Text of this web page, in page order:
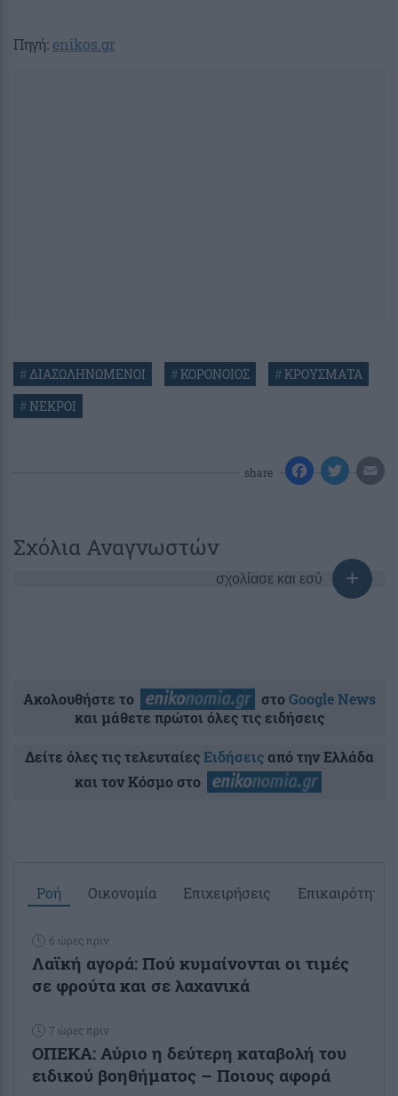
Πηγή: enikos.gr
#ΔΙΑΣΩΛΗΝΩΜΕΝΟΙ #ΚΟΡΟΝΟΙΟΣ #ΚΡΟΥΣΜΑΤΑ
#ΝΕΚΡΟΙ
share
Σχόλια Αναγνωστών
σχολίασε και εσύ
Ακολουθήστε το στοGoogle News
και μάθετε πρώτοι όλες τις ειδήσεις
Δείτε όλες τις τελευταίεςΕιδήσειςαπό την Ελλάδα
και τον Κόσμο στο
Ροή Οικονομία Επιχειρήσεις Επικαιρότητα
6 ώρες πριν
Λαϊκή αγορά: Πού κυμαίνονται οι τιμές
σε φρούτα και σε λαχανικά
7 ώρες πριν
ΟΠΕΚΑ: Αύριο η δεύτερη καταβολή του
ειδικού βοηθήματος – Ποιους αφορά